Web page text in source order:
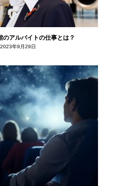
のアルバイトの仕事とは？
2023年9月29日